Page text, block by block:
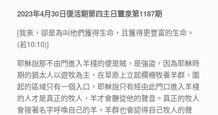
2023年4月30日復活期第四主日靈泉第1187期
[我來，卻是為叫他們獲得生命，且獲得更豐富的生命。
(若10:10)]
耶穌說那不由門進入羊棧的便是賊，是強盜，因為耶穌時
期的猶太人以遊牧為主，在草原上立起欄柵牧養羊群，圍
起的區域只有一個入口，耶穌說只有經由此門口進入羊棧
的人才是真正的牧人，羊才會聽從他的聲音。真正的牧人
會按著名字呼喚自己的羊，羊群也會認得自己牧人的聲